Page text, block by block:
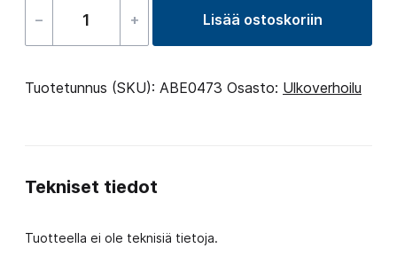
–
Polyfoam
NF03
määrä
+ Lisää ostoskoriin
Tuotetunnus (SKU): ABE0473 Osasto: Ulkoverhoilu
Tekniset tiedot
Tuotteella ei ole teknisiä tietoja.